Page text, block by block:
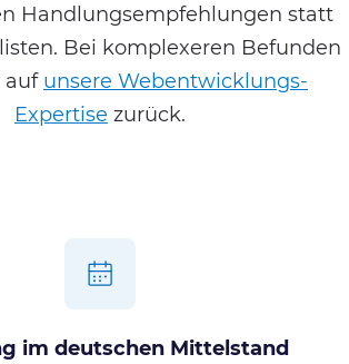
Handlungsempfehlungen statt
Bei komplexeren Befunden
auf unsere Webentwicklungs-
Expertise zurück.
im deutschen Mittelstand